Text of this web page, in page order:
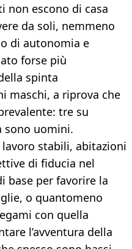
non escono di casa
da soli, nemmeno
di autonomia e
forse più
spinta
maschi, a riprova che
tre su
sono uomini.
stabili, abitazioni
di fiducia nel
base per favorire la
o quantomeno
con quella
l’avventura della